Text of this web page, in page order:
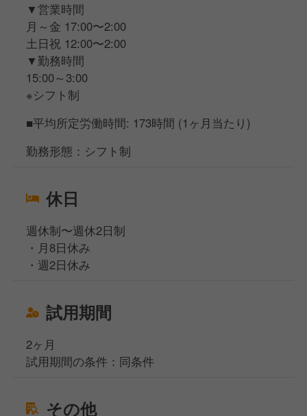
▼営業時間
月～金 17:00〜2:00
土日祝 12:00〜2:00
▼勤務時間
15:00～3:00
※シフト制
■平均所定労働時間: 173時間 (1ヶ月当たり)
勤務形態：シフト制
休日
週休制〜週休2日制
・月8日休み
・週2日休み
試用期間
2ヶ月
試用期間の条件：同条件
その他